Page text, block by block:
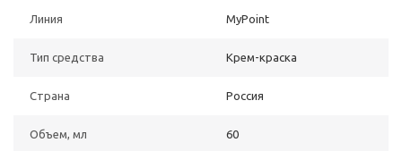
Линия MyPoint
Тип средства Крем-краска
Страна Россия
Объем, мл 60